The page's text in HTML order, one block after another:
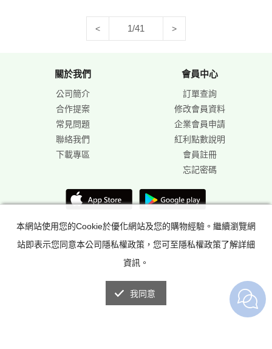
< 1/41 >
關於我們
公司簡介
合作提案
常見問題
聯絡我們
下載專區
會員中心
訂單查詢
修改會員資料
企業會員申請
紅利點數說明
會員註冊
忘記密碼
本網站使用您的Cookie於優化網站及您的購物經驗。繼續瀏覽網
站即表示您同意本公司隱私權政策，您可至隱私權政策了解詳細
資訊。
我同意